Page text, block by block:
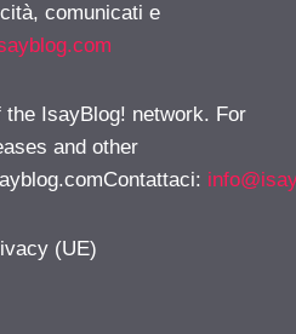
comunicati e
IsayBlog! network. For
and other
:
(UE)